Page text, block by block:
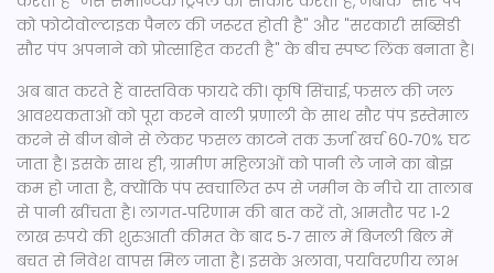
को फोटोवोल्टाइक पैनल की जरूरत होती है" और "सरकारी सब्सिडी
सौर पंप अपनाने को प्रोत्साहित करती है" के बीच स्पष्ट लिंक बनाता है।
अब बात करते हैं वास्तविक फायदे की।कृषि सिंचाई,फसल की जल
आवश्यकताओं को पूरा करने वाली प्रणालीके साथ सौर पंप इस्तेमाल
करने से बीज बोने से लेकर फसल काटने तक ऊर्जा खर्च 60‑70% घट
जाता है। इसके साथ ही, ग्रामीण महिलाओं को पानी ले जाने का बोझ
कम हो जाता है, क्योंकि पंप स्वचालित रूप से जमीन के नीचे या तालाब
से पानी खींचता है। लागत‑परिणाम की बात करें तो, आमतौर पर 1‑2
लाख रुपये की शुरुआती कीमत के बाद 5‑7 साल में बिजली बिल में
बचत से निवेश वापस मिल जाता है। इसके अलावा, पर्यावरणीय लाभ